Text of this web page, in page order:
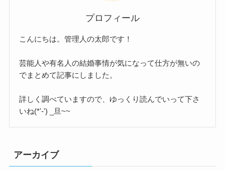
プロフィール
こんにちは。管理人の太郎です！
芸能人や有名人の結婚事情が気になって仕方が無いの
でまとめて記事にしました。
詳しく調べていますので、ゆっくり読んでいって下さ
いね(*'-') _旦~~
アーカイブ